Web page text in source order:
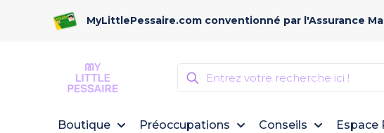
MyLittlePessaire.com conventionné par l'Assurance
Boutique Préoccupations Conseils Espace